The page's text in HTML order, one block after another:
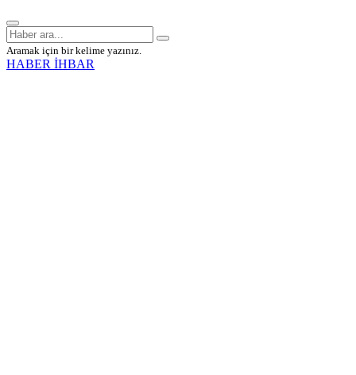
Aramak için bir kelime yazınız.
HABER İHBAR